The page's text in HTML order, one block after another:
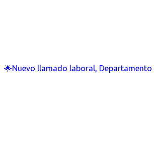
🌟Nuevo llamado laboral, Departamento